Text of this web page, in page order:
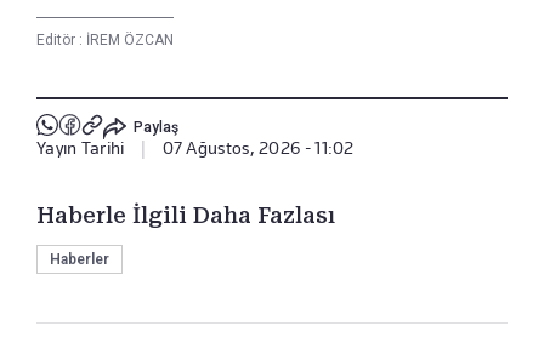
ve Sivri kalite fındık 145 TL/kg olarak
belirlendi.
Editör : İREM ÖZCAN
Paylaş
Yayın Tarihi 07 Ağustos, 2026 - 11:02
Haberle İlgili Daha Fazlası
Haberler